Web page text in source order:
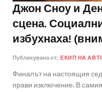
Джон Сноу и
сцена.
избухнаха!
Публикувана от: ЕКИП НА
Финалът на настоящия
прави изключение. В